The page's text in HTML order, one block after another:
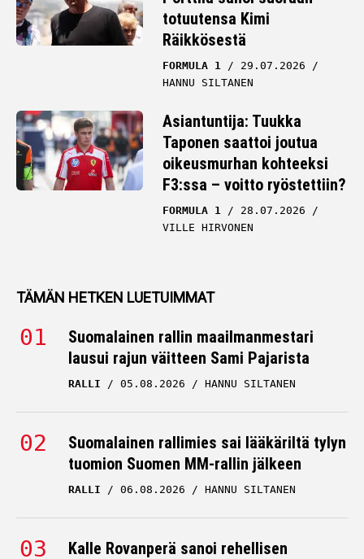
totuutensa Kimi
Räikkösestä
FORMULA 1
29.07.2026
HANNU SILTANEN
Asiantuntija: Tuukka
Taponen saattoi joutua
oikeusmurhan kohteeksi
F3:ssa – voitto ryöstettiin?
FORMULA 1
28.07.2026
VILLE HIRVONEN
TÄMÄN HETKEN LUETUIMMAT
Suomalainen rallin maailmanmestari
lausui rajun väitteen Sami Pajarista
RALLI 05.08.2026 HANNU SILTANEN
Suomalainen rallimies sai lääkäriltä tylyn
tuomion Suomen MM-rallin jälkeen
RALLI 06.08.2026 HANNU SILTANEN
Kalle Rovanperä sanoi rehellisen